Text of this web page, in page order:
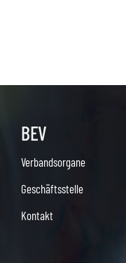
BEV
Verbandsorgane
Geschäftsstelle
Kontakt